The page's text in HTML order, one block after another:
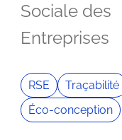
Sociale des
Entreprises
RSE Traçabilité
Éco-conception